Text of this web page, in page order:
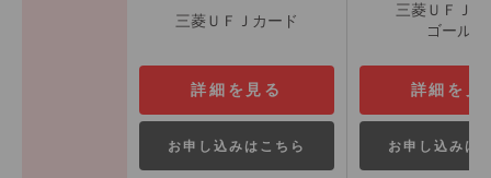
三菱ＵＦＪカード
三菱ＵＦＪカ
ゴールド
詳細を見る
お申し込みはこちら
詳細を見
お申し込みは